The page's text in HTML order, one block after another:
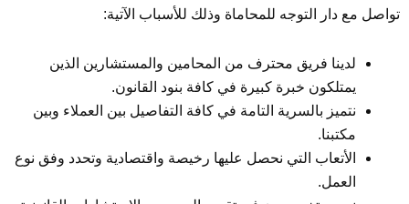
تواصل مع دار التوجه للمحاماة وذلك للأسباب الآتية:
لدينا فريق محترف من المحامين والمستشارين الذين
يمتلكون خبرة كبيرة في كافة بنود القانون.
نتميز بالسرية التامة في كافة التفاصيل بين العملاء وبين
مكتبنا.
الأتعاب التي نحصل عليها رخيصة واقتصادية وتحدد وفق نوع
العمل.